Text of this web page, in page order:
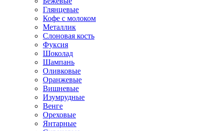
Глянцевые
Кофе с молоком
Металлик
Слоновая кость
Фуксия
Шоколад
Шампань
Оливковые
Оранжевые
Вишневые
Изумрудные
Венге
Ореховые
Янтарные